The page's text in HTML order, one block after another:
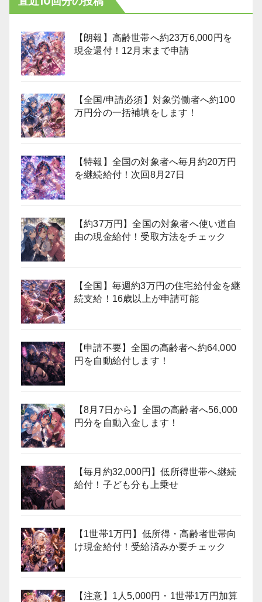
【朗報】高齢世帯へ約23万6,000円を
現金還付！12月末まで申請
【全国/申請必須】対象労働者へ約100
万円分の一括補填をします！
【特報】全国の対象者へ毎月約20万円
を継続給付！次回8月27日
【約37万円】全国の対象者へ使い道自
由の現金給付！受取方法をチェック
【全国】毎週約3万円の住宅給付金を継
続支給！16歳以上が申請可能
【申請不要】全国の高齢者へ約64,000
円を自動給付します！
【8月7日から】全国の高齢者へ56,000
円分を自動入金します！
【毎月約32,000円】低所得世帯へ継続
給付！子ども分も上乗せ
【1世帯1万円】低所得・高齢者世帯向
け現金給付！受給済みか要チェック
【注意】1人5,000円・1世帯1万円加算